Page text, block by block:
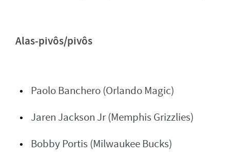
Alas-pivôs/pivôs
Paolo Banchero (Orlando Magic)
Jaren Jackson Jr (Memphis Grizzlies)
Bobby Portis (Milwaukee Bucks)